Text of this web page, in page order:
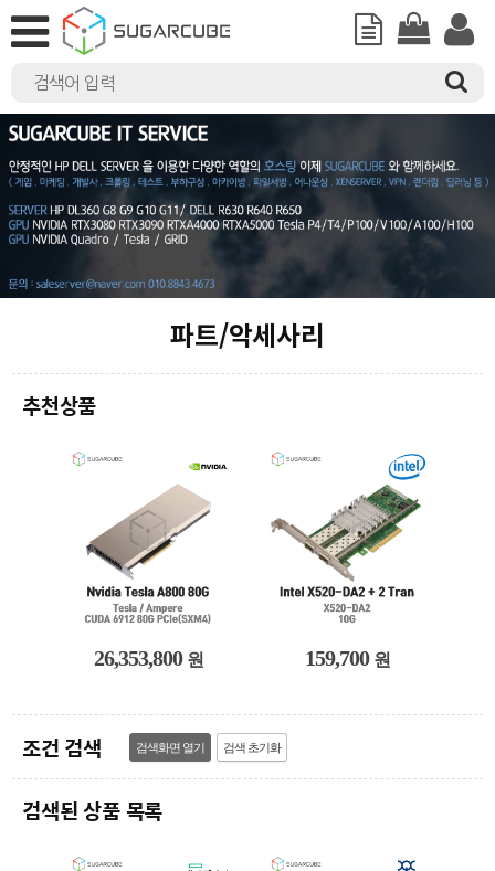
파트/악세사리
추천상품
26,353,800 원 159,700 원
조건 검색
검색된 상품 목록